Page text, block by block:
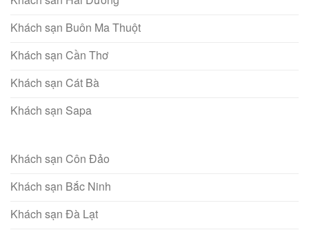
Khách sạn Buôn Ma Thuột
Khách sạn Cần Thơ
Khách sạn Cát Bà
Khách sạn Sapa
Khách sạn Côn Đảo
Khách sạn Bắc Ninh
Khách sạn Đà Lạt